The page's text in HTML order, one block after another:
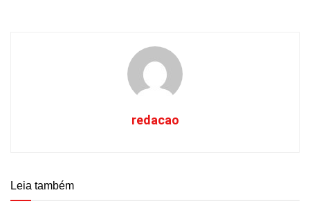
redacao
Leia também